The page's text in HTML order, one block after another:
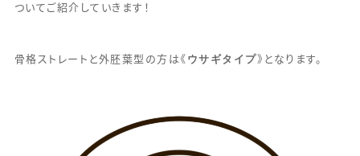
ついてご紹介していきます！
骨格ストレートと外胚葉型の方は《 ウサギタイプ》となります。